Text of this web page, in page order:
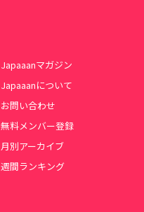
Japaaanマガジン
Japaaanについて
お問い合わせ
無料メンバー登録
月別アーカイブ
週間ランキング